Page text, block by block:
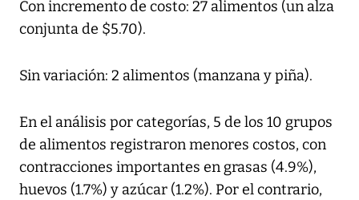
Con incremento de costo: 27 alimentos (un alza
conjunta de $5.70).
Sin variación: 2 alimentos (manzana y piña).
En el análisis por categorías, 5 de los 10 grupos
de alimentos registraron menores costos, con
contracciones importantes en grasas (4.9%),
huevos (1.7%) y azúcar (1.2%). Por el contrario,